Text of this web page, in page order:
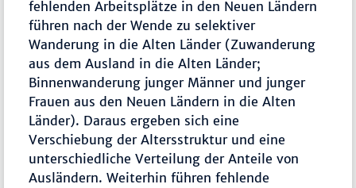
fehlenden Arbeitsplätze in den Neuen Ländern
führen nach der Wende zu selektiver
Wanderung in die Alten Länder (Zuwanderung
aus dem Ausland in die Alten Länder;
Binnenwanderung junger Männer und junger
Frauen aus den Neuen Ländern in die Alten
Länder). Daraus ergeben sich eine
Verschiebung der Altersstruktur und eine
unterschiedliche Verteilung der Anteile von
Ausländern. Weiterhin führen fehlende